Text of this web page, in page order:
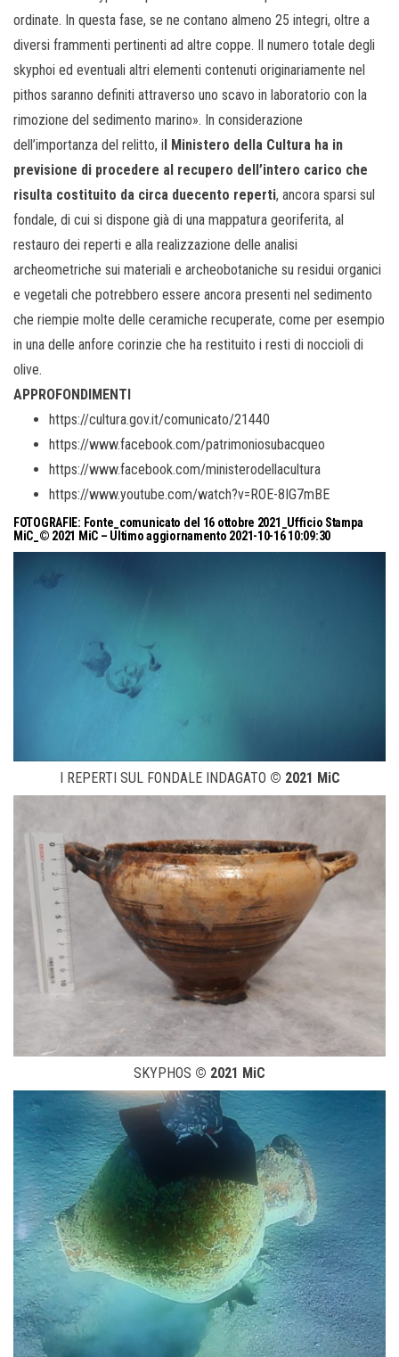
ordinate. In questa fase, se ne contano almeno 25 integri, oltre a
diversi frammenti pertinenti ad altre coppe. Il numero totale degli
skyphoi ed eventuali altri elementi contenuti originariamente nel
pithos saranno definiti attraverso uno scavo in laboratorio con la
rimozione del sedimento marino». In considerazione
dell’importanza del relitto, il Ministero della Cultura ha in
previsione di procedere al recupero dell’intero carico che
risulta costituito da circa duecento reperti, ancora sparsi sul
fondale, di cui si dispone già di una mappatura georiferita, al
restauro dei reperti e alla realizzazione delle analisi
archeometriche sui materiali e archeobotaniche su residui organici
e vegetali che potrebbero essere ancora presenti nel sedimento
che riempie molte delle ceramiche recuperate, come per esempio
in una delle anfore corinzie che ha restituito i resti di noccioli di
olive.
APPROFONDIMENTI
https://cultura.gov.it/comunicato/21440
https://www.facebook.com/patrimoniosubacqueo
https://www.facebook.com/ministerodellacultura
https://www.youtube.com/watch?v=ROE-8IG7mBE
FOTOGRAFIE: Fonte_comunicato del 16 ottobre 2021_Ufficio Stampa
MiC_© 2021 MiC – Ultimo aggiornamento 2021-10-16 10:09:30
I REPERTI SUL FONDALE INDAGATO © 2021 MiC
SKYPHOS © 2021 MiC